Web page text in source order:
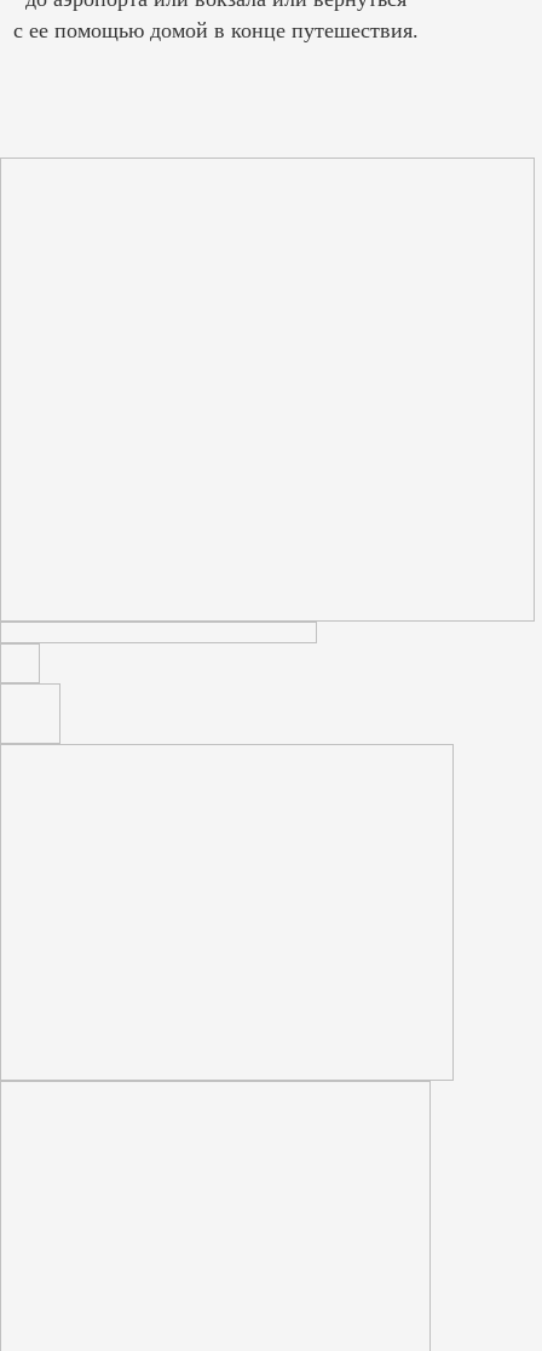
с ее помощью домой в конце путешествия.